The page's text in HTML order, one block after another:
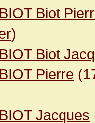
Biot
)
Biot
Pierre
Jacques